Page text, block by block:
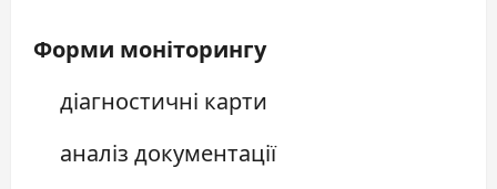
Форми моніторингу
діагностичні карти
аналіз документації